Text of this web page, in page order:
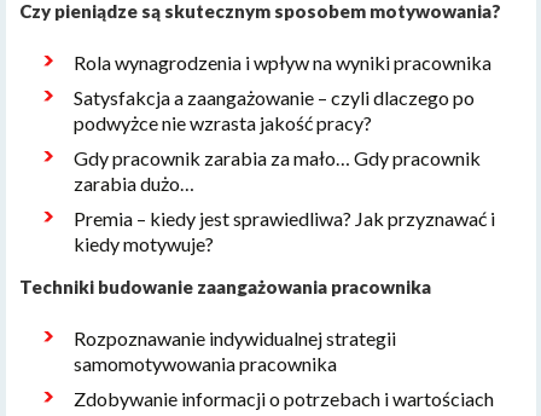
Czy pieniądze są skutecznym sposobem motywowania?
Rola wynagrodzenia i wpływ na wyniki pracownika
Satysfakcja a zaangażowanie – czyli dlaczego po
podwyżce nie wzrasta jakość pracy?
Gdy pracownik zarabia za mało… Gdy pracownik
zarabia dużo…
Premia – kiedy jest sprawiedliwa? Jak przyznawać i
kiedy motywuje?
Techniki budowanie zaangażowania pracownika
Rozpoznawanie indywidualnej strategii
samomotywowania pracownika
Zdobywanie informacji o potrzebach i wartościach